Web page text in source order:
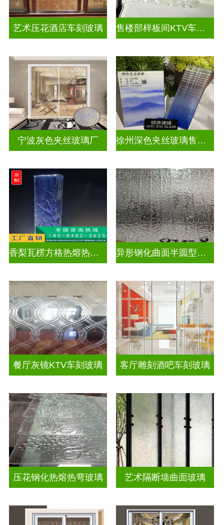
艺术压花酒店车刻玻璃 售楼部样板间KTV车刻玻璃
宁波灰色夹丝玻璃厂 徐州深色夹丝玻璃售价多少钱
香梨瓦楞方格热熔热弯玻璃 异形钢化曲面半圆型异形弧形玻璃
餐厅灰镜KTV车刻玻璃 客厅雕刻酒吧车刻玻璃
压花钢化热熔热弯玻璃 艺术隔断墙曲面玻璃